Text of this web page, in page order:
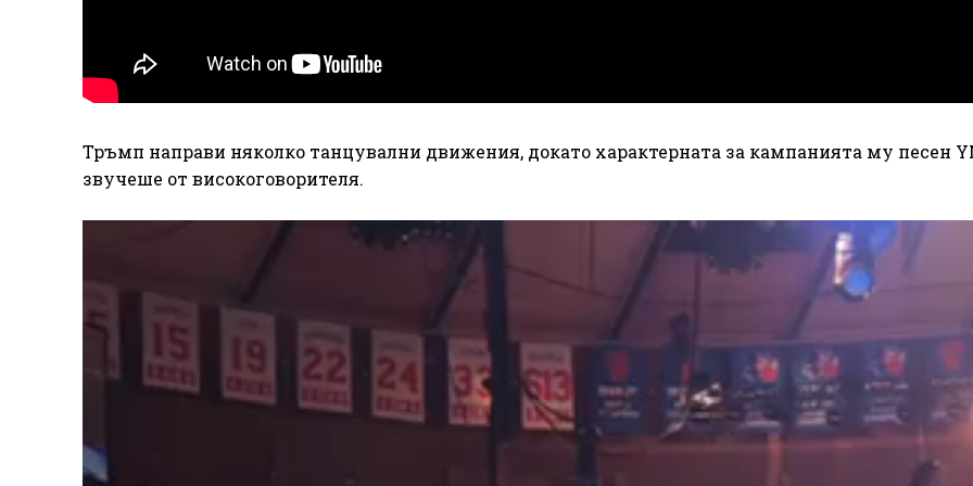
Тръмп направи няколко танцувални движения, докато характерната за кампанията му песен
звучеше от високоговорителя.